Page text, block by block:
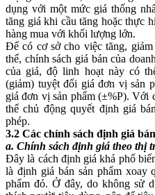
dụng với một mức giá thống
tăng giá khi cầu tăng hoặc thực
hàng mua với khối lượng lớn.
Để có cơ sở cho việc tăng,
thể, chính sách giá bán của
của giá, độ linh hoạt này có
(giảm) tuyệt đối giá đơn vị sản
giá đơn vị sản phẩm (±%P). Với
thể chủ động quyết định giá
phép.
3.2 Các chính sách định giá bán
a. Chính sách định giá theo thị
Đây là cách định giá khá phổ
là định giá bán sản phẩm xoay
phẩm đó. Ở đây, do không sử